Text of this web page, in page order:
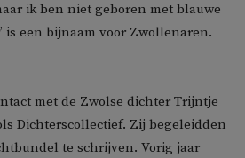
ik ben niet geboren met blauwe
is een bijnaam voor Zwollenaren.
met de Zwolse dichter Trijntje
Dichterscollectief. Zij begeleidden
te schrijven. Vorig jaar